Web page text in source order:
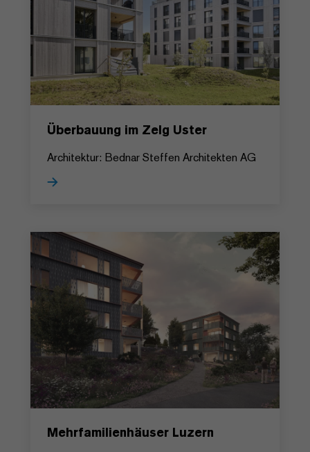
Überbauung im Zelg Uster
Architektur: Bednar Steffen Architekten AG
Mehrfamilienhäuser Luzern